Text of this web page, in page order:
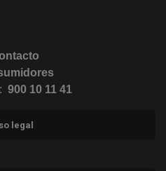
(abre en ventana nueva)
900 10 11 41
legal